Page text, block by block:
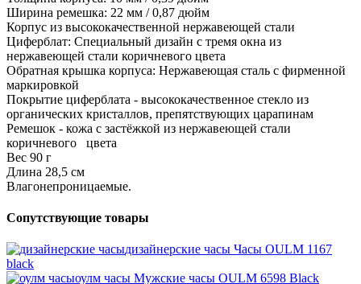
Ширина ремешка: 22 мм / 0,87 дюйм
Корпус из высококачественной нержавеющей стали
Циферблат: Специальный дизайн с тремя окна из
нержавеющей стали коричневого цвета
Обратная крышка корпуса: Нержавеющая сталь с фирменной
маркировкой
Покрытие циферблата - высококачественное стекло из
органических кристаллов, препятствующих царапинам
Ремешок - кожа с застёжкой из нержавеющей стали
коричневого цвета
Вес 90 г
Длина 28,5 см
Влагонепроницаемые.
Сопутствующие товары
дизайнерские часы Часы OULM 1167
black
оулм часы Мужские часы OULM 6598 Black